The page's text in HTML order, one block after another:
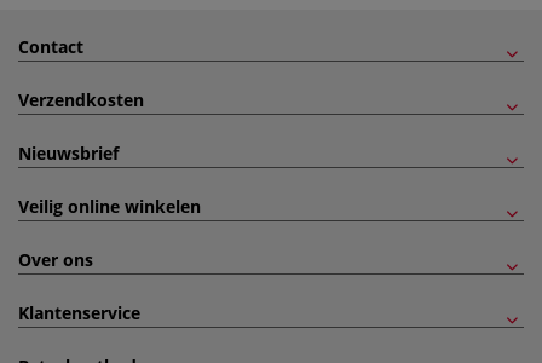
Contact
Verzendkosten
Nieuwsbrief
Veilig online winkelen
Over ons
Klantenservice